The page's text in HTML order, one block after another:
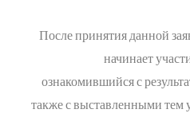
После принятия данной
начинает
ознакомившийся с
также с выставленными тем